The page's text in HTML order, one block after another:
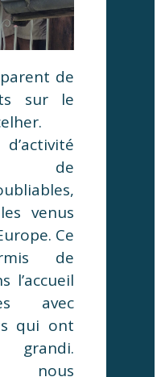
de
sur le
de
venus
Ce
de
l’accueil
avec
qui ont
nous